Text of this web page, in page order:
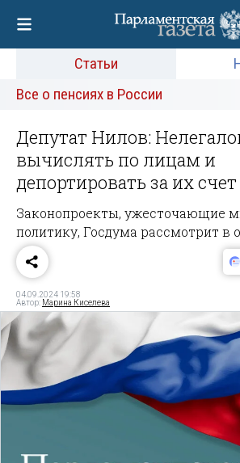
Статьи
Все о пенсиях в России
Депутат Нилов:
вычислять по лицам и
депортировать за их счет
Законопроекты, ужесточающие
политику, Госдума рассмотрит
04.09.2024 19:58
Автор: Марина Киселева